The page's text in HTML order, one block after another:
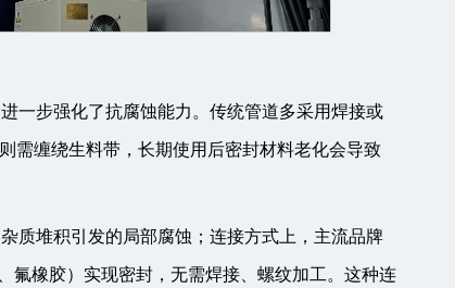
一步强化了抗腐蚀能力。传统管道多采用焊接或
需缠绕生料带，长期使用后密封材料老化会导致
质堆积引发的局部腐蚀；连接方式上，主流品牌
氟橡胶）实现密封，无需焊接、螺纹加工。这种连